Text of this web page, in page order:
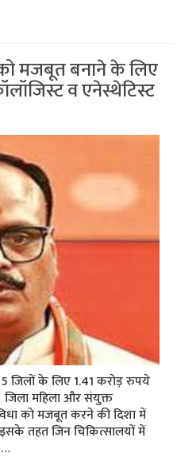
मजबूत बनाने के लिए
व एनेस्थेटिस्ट
जिलों के लिए 1.41 करोड़ रुपये
महिला और संयुक्त
को मजबूत करने की दिशा में
इसके तहत जिन चिकित्सालयों में